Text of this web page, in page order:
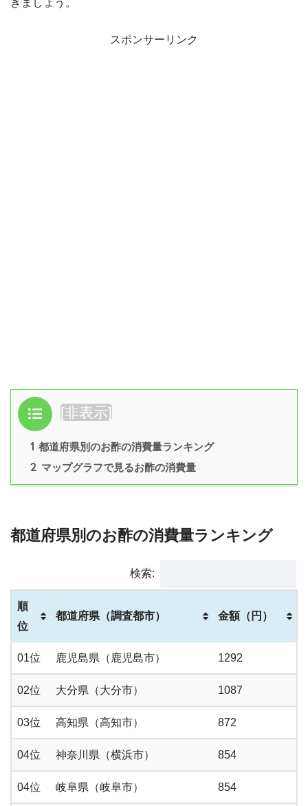
スポンサーリンク
目次 [非表示]
1 都道府県別のお酢の消費量ランキング
2 マップグラフで見るお酢の消費量
都道府県別のお酢の消費量ランキング
検索:
順
位
都道府県（調査都市） 金額（円）
01位 鹿児島県（鹿児島市） 1292
02位 大分県（大分市） 1087
03位 高知県（高知市） 872
04位 神奈川県（横浜市） 854
04位 岐阜県（岐阜市） 854